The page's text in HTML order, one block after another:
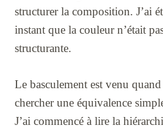
structurer la composition. J’ai
instant que la couleur n’était
structurante.
Le basculement est venu quand
chercher une équivalence
J’ai commencé à lire la